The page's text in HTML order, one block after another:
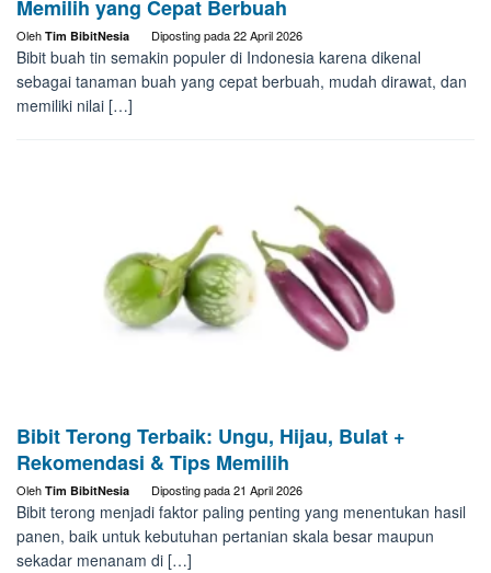
Memilih yang Cepat Berbuah
Oleh Tim BibitNesia Diposting pada22 April 2026
Bibit buah tin semakin populer di Indonesia karena dikenal
sebagai tanaman buah yang cepat berbuah, mudah dirawat, dan
memiliki nilai […]
Bibit Terong Terbaik: Ungu, Hijau, Bulat +
Rekomendasi & Tips Memilih
Oleh Tim BibitNesia Diposting pada21 April 2026
Bibit terong menjadi faktor paling penting yang menentukan hasil
panen, baik untuk kebutuhan pertanian skala besar maupun
sekadar menanam di […]